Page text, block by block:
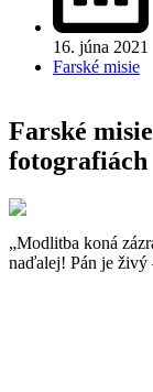
16. júna 2021
Farské misie
Farské
fotografiách
„Modlitba koná
naďalej! Pán je živý